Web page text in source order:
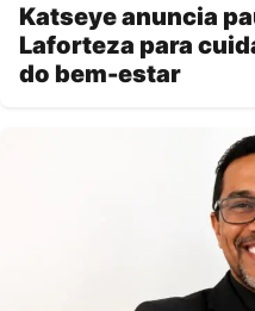
Katseye anuncia
Laforteza para
do bem-estar